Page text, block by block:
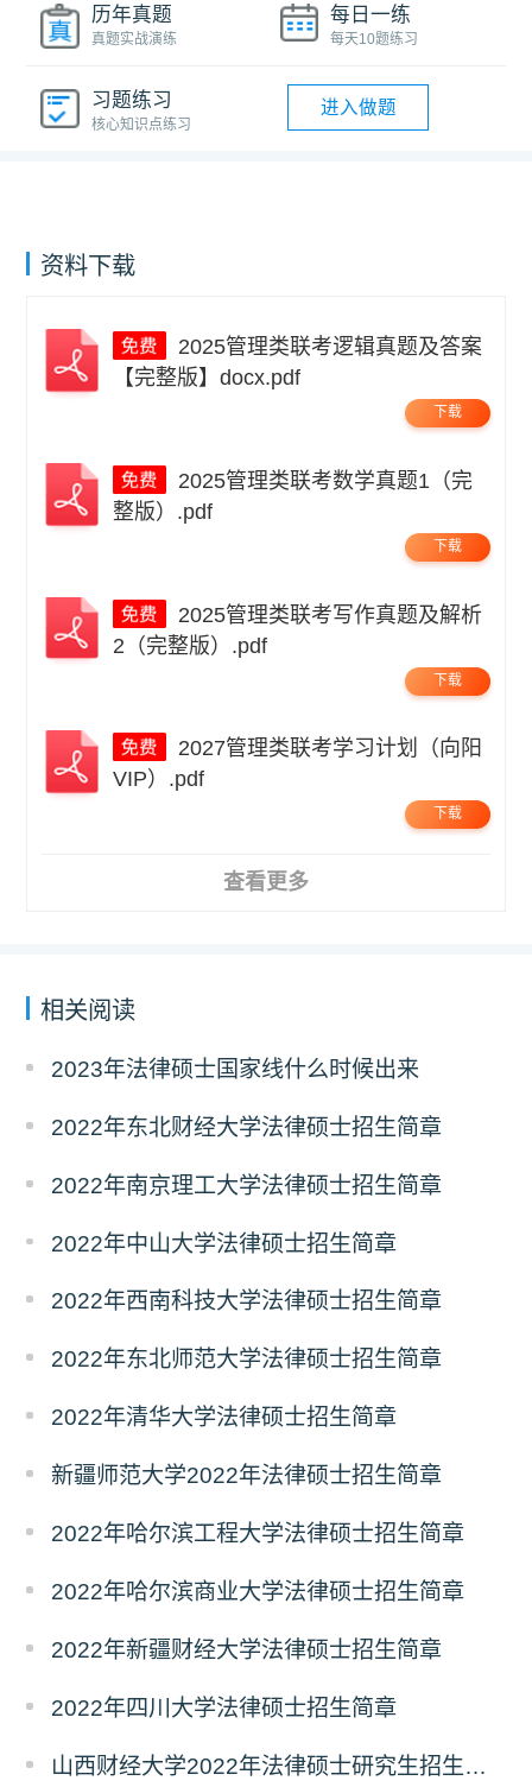
历年真题
真题实战演练
每日一练
每天10题练习
习题练习
核心知识点练习
进入做题
资料下载
【完整版】docx.pdf
下载
整版）.pdf
下载
2（完整版）.pdf
下载
VIP）.pdf
下载
查看更多
相关阅读
2023年法律硕士国家线什么时候出来
2022年东北财经大学法律硕士招生简章
2022年南京理工大学法律硕士招生简章
2022年中山大学法律硕士招生简章
2022年西南科技大学法律硕士招生简章
2022年东北师范大学法律硕士招生简章
2022年清华大学法律硕士招生简章
新疆师范大学2022年法律硕士招生简章
2022年哈尔滨工程大学法律硕士招生简章
2022年哈尔滨商业大学法律硕士招生简章
2022年新疆财经大学法律硕士招生简章
2022年四川大学法律硕士招生简章
山西财经大学2022年法律硕士研究生招生简章